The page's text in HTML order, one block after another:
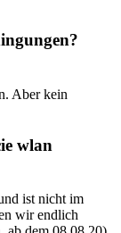
Aber kein
wlan
ist nicht im
wir endlich